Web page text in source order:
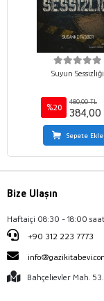
Suyun Sessizliği
%20
480,00 TL
384,00
Sepete Ekle
Bize Ulaşın
Haftaiçi 08:30 - 18:00
+90 312 223 7773
Bahçelievler Mah.